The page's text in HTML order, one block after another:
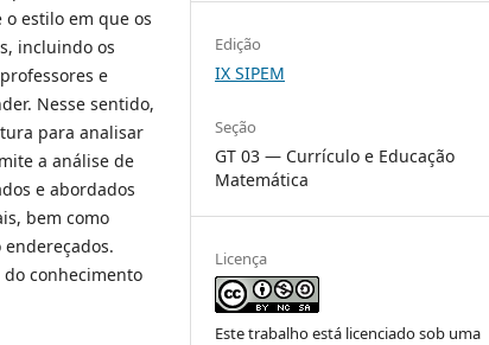
estilo em que os
incluindo os
e
Nesse sentido,
para analisar
a análise de
e abordados
bem como
conhecimento
Edição
IX SIPEM
Seção
GT 03 — Currículo e Educação
Matemática
Licença
Este trabalho está licenciado sob uma